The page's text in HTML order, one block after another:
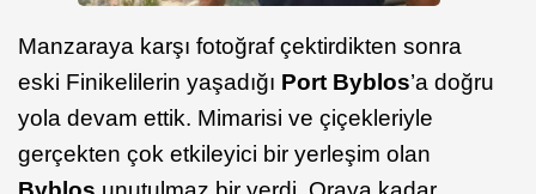
Manzaraya karşı fotoğraf çektirdikten sonra
eski Finikelilerin yaşadığı Port Byblos’a doğru
yola devam ettik. Mimarisi ve çiçekleriyle
gerçekten çok etkileyici bir yerleşim olan